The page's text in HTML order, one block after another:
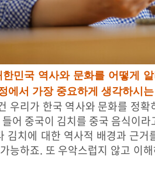
민국 역사와 문화를 어떻게
에서 가장 중요하게 생각하시
우리가 한국 역사와 문화를 정
어 중국이 김치를 중국 음식이
김치에 대한 역사적 배경과 근거
능하죠. 또 우악스럽지 않고 이